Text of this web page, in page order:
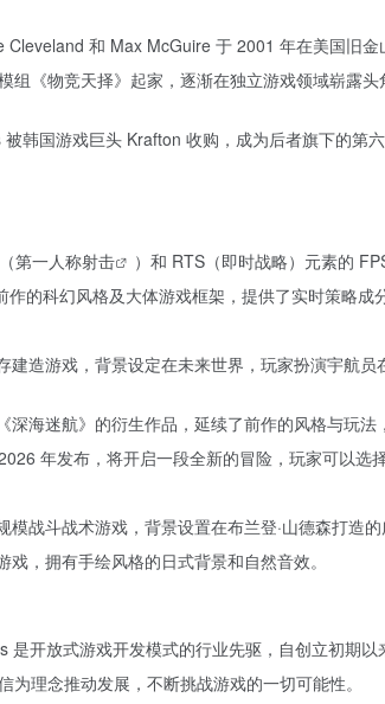
Cleveland 和 Max McGuire 于 2001 年在美国旧金
组《物竞天择》起家，逐渐在独立游戏领域崭露
韩国游戏巨头 Krafton 收购，成为后者旗下的第六
第一人称射击
）和 RTS（即时战略）元素的
作的科幻风格及大体游戏框架，提供了实时策略
建造游戏，背景设定在未来世界，玩家扮演宇航
深海迷航》的衍生作品，延续了前作的风格与玩法
年发布，将开启一段全新的冒险，玩家可以选
模战斗战术游戏，背景设置在布兰登·山德森打造的
戏，拥有手绘风格的日式背景和自然音效。
是开放式游戏开发模式的行业先驱，自创立初期以
为理念推动发展，不断挑战游戏的一切可能性。